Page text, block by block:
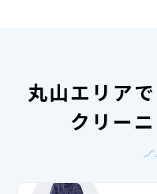
丸山エリア
クリー